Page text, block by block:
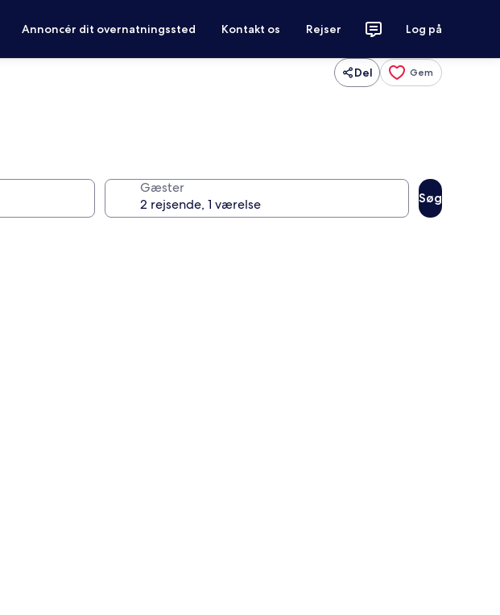
Annoncér dit overnatningssted Kontakt os Rejser Log på
Del Gem
Gæster
Søg